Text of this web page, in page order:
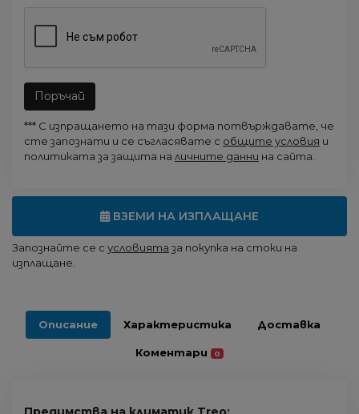
Поръчай
*** С изпращането на тази форма потвърждавате, че
сте запознати и се съгласявате с общите условия и
политиката за защита на личните данни на сайта.
ВЗЕМИ НА ИЗПЛАЩАНЕ
Запознайте се с условията за покупка на стоки на
изплащане.
Описание Характеристика Доставка
Коментари 0